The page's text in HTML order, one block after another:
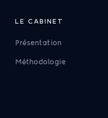
LE CABINET
Présentation
Méthodologie